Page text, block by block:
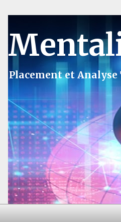
Placement et Analyse